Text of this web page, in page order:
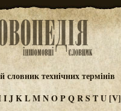
словник технічних термінів
IJKLMNOPQRSTU [V]